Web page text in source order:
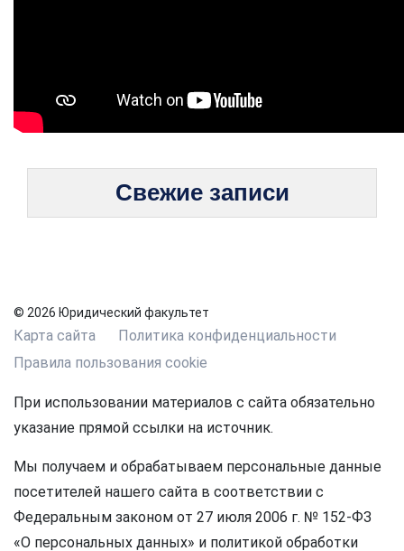
Свежие записи
© 2026 Юридический факультет
Карта сайта
Политика конфиденциальности
Правила пользования cookie
При использовании материалов с сайта обязательно
указание прямой ссылки на источник.
Мы получаем и обрабатываем персональные данные
посетителей нашего сайта в соответствии с
Федеральным законом от 27 июля 2006 г. № 152-ФЗ
«О персональных данных» и политикой обработки